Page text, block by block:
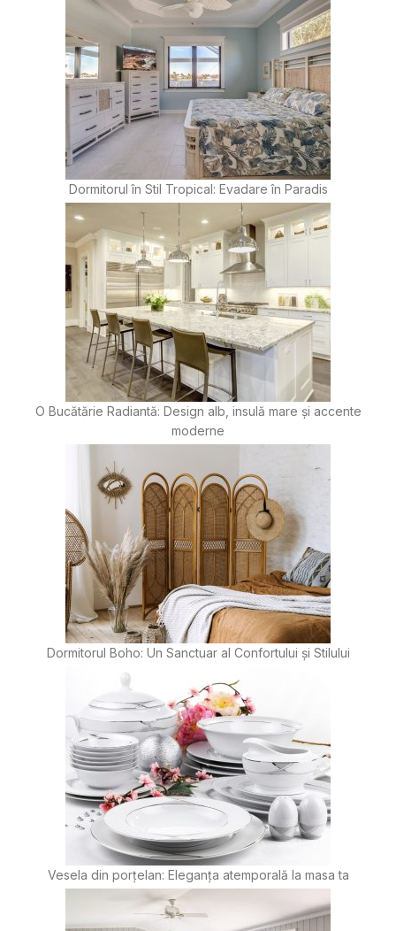
Dormitorul în Stil Tropical: Evadare în Paradis
O Bucătărie Radiantă: Design alb, insulă mare și accente
moderne
Dormitorul Boho: Un Sanctuar al Confortului și Stilului
Vesela din porțelan: Eleganța atemporală la masa ta